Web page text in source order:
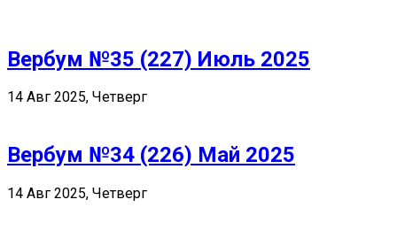
Вербум №35 (227) Июль 2025
14 Авг 2025, Четверг
Вербум №34 (226) Май 2025
14 Авг 2025, Четверг